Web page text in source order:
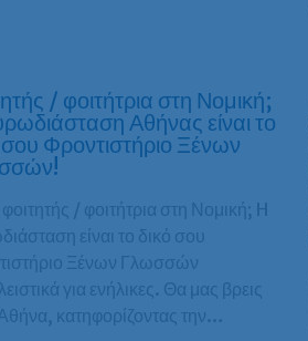
/ φοιτήτρια στη Νομική;
Αθήνας είναι το
σου Φροντιστήριο Ξένων
φοιτητής / φοιτήτρια στη Νομική; H
είναι το δικό σου
Ξένων Γλωσσών
για ενήλικες. Θα μας βρεις
κατηφορίζοντας την…